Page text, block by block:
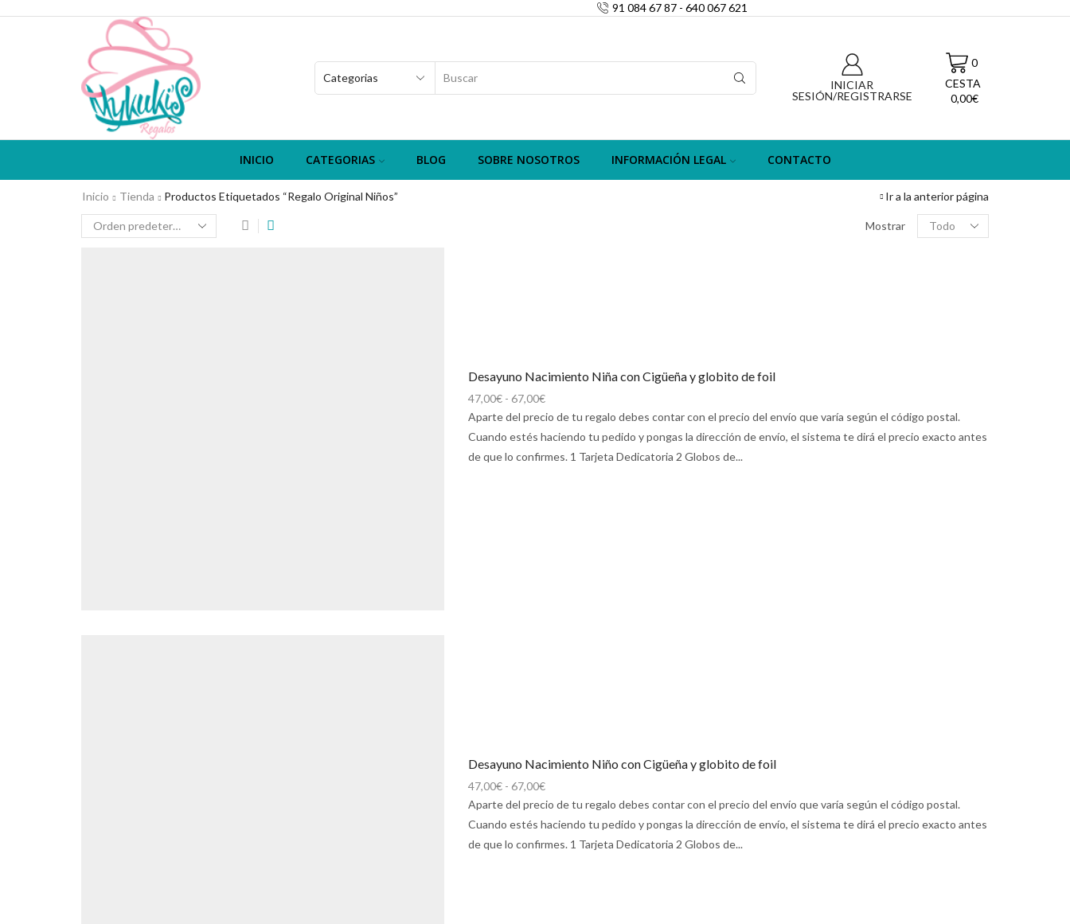
91 084 67 87 - 640 067 621
INICIAR
SESIÓN/REGISTRARSE
0
CESTA
0,00€
INICIO CATEGORIAS BLOG SOBRE NOSOTROS INFORMACIÓN LEGAL CONTACTO
Inicio Tienda Productos Etiquetados “regalo Original Niños” Ir a la anterior página
Mostrar
Filas
por
Desayuno Nacimiento Niña con Cigüeña y globito de foil
47,00€ - 67,00€Rango
de
precios:
47,00€
Aparte del precio de tu regalo debes contar con el precio del envío que varía según el código postal.
Cuando estés haciendo tu pedido y pongas la dirección de envío, el sistema te dirá el precio exacto antes
de que lo confirmes. 1 Tarjeta Dedicatoria 2 Globos de...
Desayuno Nacimiento Niño con Cigüeña y globito de foil
47,00€ - 67,00€Rango
de
precios:
47,00€
Aparte del precio de tu regalo debes contar con el precio del envío que varía según el código postal.
Cuando estés haciendo tu pedido y pongas la dirección de envío, el sistema te dirá el precio exacto antes
de que lo confirmes. 1 Tarjeta Dedicatoria 2 Globos de...